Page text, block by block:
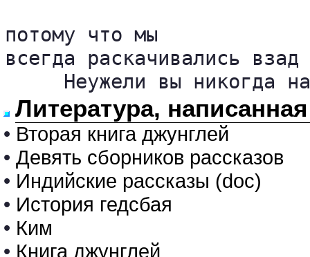
потому что мы
всегда раскачивались
Неужели вы никогда
Литература,
• Вторая книга джунглей
• Девять сборников рассказов
• Индийские рассказы (doc)
• История гедсбая
• Ким
• Книга джунглей